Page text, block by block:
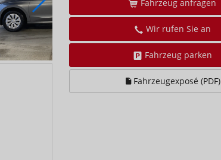
Fahrzeug anfragen
Wir rufen Sie an
Fahrzeug parken
Fahrzeugexposé (PDF)